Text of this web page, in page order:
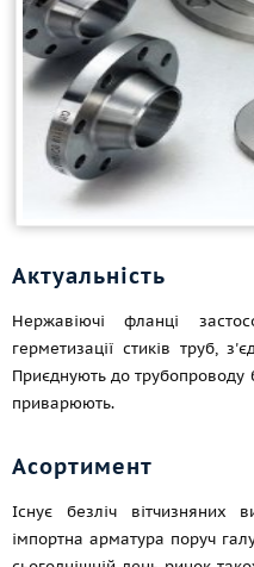
Актуальність
Нержавіючі фланці
герметизації стиків труб,
Приєднують до
приварюють.
Асортимент
Існує безліч вітчизняних
імпортна арматура поруч